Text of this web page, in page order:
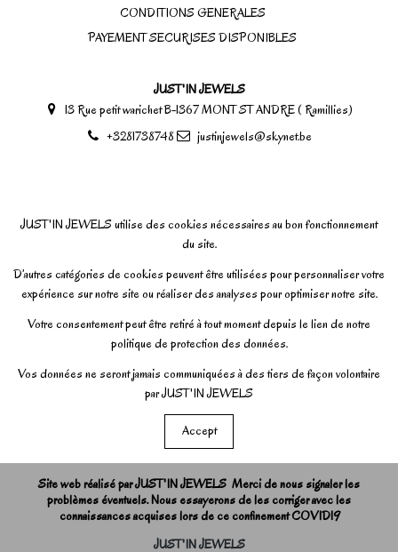
CONDITIONS GENERALES
PAYEMENT SECURISES DISPONIBLES
JUST'IN JEWELS
13 Rue petit warichet B-1367 MONT ST ANDRE ( Ramillies)
+3281738748
justinjewels@skynet.be
JUST'IN JEWELS utilise des cookies nécessaires au bon fonctionnement
du site.
D’autres catégories de cookies peuvent être utilisées pour personnaliser votre
expérience sur notre site ou réaliser des analyses pour optimiser notre site.
Votre consentement peut être retiré à tout moment depuis le lien de notre
politique de protection des données.
Vos données ne seront jamais communiquées à des tiers de façon volontaire
par JUST'IN JEWELS
Accept
Site web réalisé par JUST'IN JEWELS Merci de nous signaler les
problèmes éventuels. Nous essayerons de les corriger avec les
connaissances acquises lors de ce confinement COVID19
JUST'IN JEWELS